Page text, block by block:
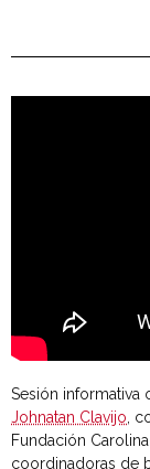
Sesión informativa
Johnatan Clavijo,
Fundación
coordinadoras de